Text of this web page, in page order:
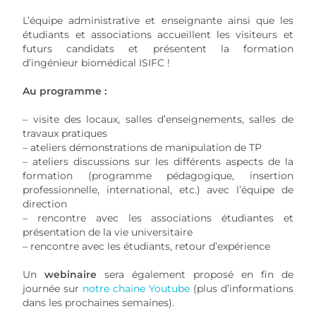
L’équipe administrative et enseignante ainsi que les
étudiants et associations accueillent les visiteurs et
futurs candidats et présentent la formation
d’ingénieur biomédical ISIFC !
Au programme :
– visite des locaux, salles d’enseignements, salles de
travaux pratiques
– ateliers démonstrations de manipulation de TP
– ateliers discussions sur les différents aspects de la
formation (programme pédagogique, insertion
professionnelle, international, etc.) avec l’équipe de
direction
– rencontre avec les associations étudiantes et
présentation de la vie universitaire
– rencontre avec les étudiants, retour d’expérience
Unwebinaire sera également proposé en fin de
journée sur notre chaine Youtube(plus d’informations
dans les prochaines semaines).